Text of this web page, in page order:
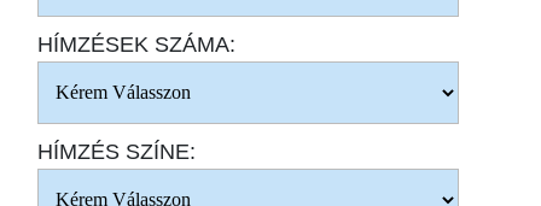
HÍMZÉSEK SZÁMA:
HÍMZÉS SZÍNE: